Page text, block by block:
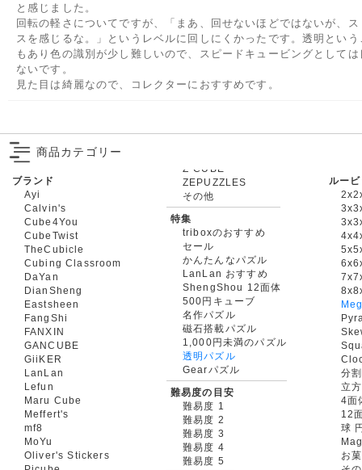
と感じました。
回転の軽さについてですが、「まあ、回せないほどではないが、ス
スを感じるな。」というレベルに回しにくかったです。透明という
もあり色の識別が少し難しいので、スピードキュービングとしては
ないです。
見た目は綺麗なので、コレクターにおすすめです。
商品カテゴリー
ブランド
Ayi
Calvin's
Cube4You
CubeTwist
TheCubicle
Cubing Classroom
DaYan
DianSheng
Eastsheen
FangShi
FANXIN
GANCUBE
GiiKER
LanLan
Lefun
Maru Cube
Meffert's
mf8
MoYu
Oliver's Stickers
ZEPUZZLES
その他
特集
triboxのおすすめ
セール
かんたんなパズル
LanLan おすすめ
ShengShou 12面体
500円キューブ
名作パズル
磁石搭載パズル
1,000円未満のパズル
透明パズル
Gearパズル
難易度の目安
難易度 1
難易度 2
難易度 3
難易度 4
難易度 5
ルー
分
立
4面
12
球
お